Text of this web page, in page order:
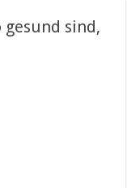
gesund sind,